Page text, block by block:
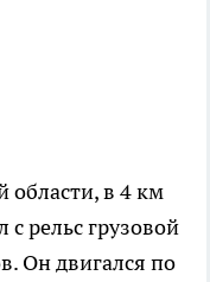
области, в 4 км
рельс грузовой
Он двигался по